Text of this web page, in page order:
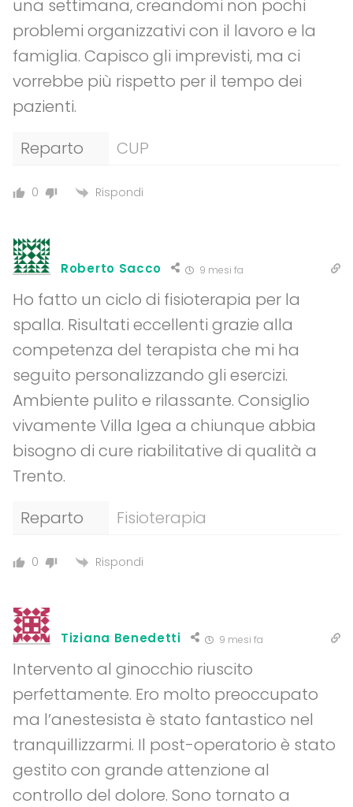
una settimana, creandomi non pochi
problemi organizzativi con il lavoro e la
famiglia. Capisco gli imprevisti, ma ci
vorrebbe più rispetto per il tempo dei
pazienti.
Reparto
CUP
0 Rispondi
Roberto Sacco 9 mesi fa
Ho fatto un ciclo di fisioterapia per la
spalla. Risultati eccellenti grazie alla
competenza del terapista che mi ha
seguito personalizzando gli esercizi.
Ambiente pulito e rilassante. Consiglio
vivamente Villa Igea a chiunque abbia
bisogno di cure riabilitative di qualità a
Trento.
Reparto
Fisioterapia
0 Rispondi
Tiziana Benedetti 9 mesi fa
Intervento al ginocchio riuscito
perfettamente. Ero molto preoccupato
ma l’anestesista è stato fantastico nel
tranquillizzarmi. Il post-operatorio è stato
gestito con grande attenzione al
controllo del dolore. Sono tornato a